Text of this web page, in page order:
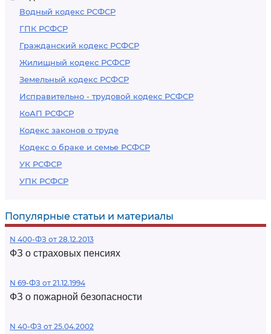
Водный кодекс РСФСР
ГПК РСФСР
Гражданский кодекс РСФСР
Жилищный кодекс РСФСР
Земельный кодекс РСФСР
Исправительно - трудовой кодекс РСФСР
КоАП РСФСР
Кодекс законов о труде
Кодекс о браке и семье РСФСР
УК РСФСР
УПК РСФСР
Популярные статьи и материалы
N 400-ФЗ от 28.12.2013
ФЗ о страховых пенсиях
N 69-ФЗ от 21.12.1994
ФЗ о пожарной безопасности
N 40-ФЗ от 25.04.2002